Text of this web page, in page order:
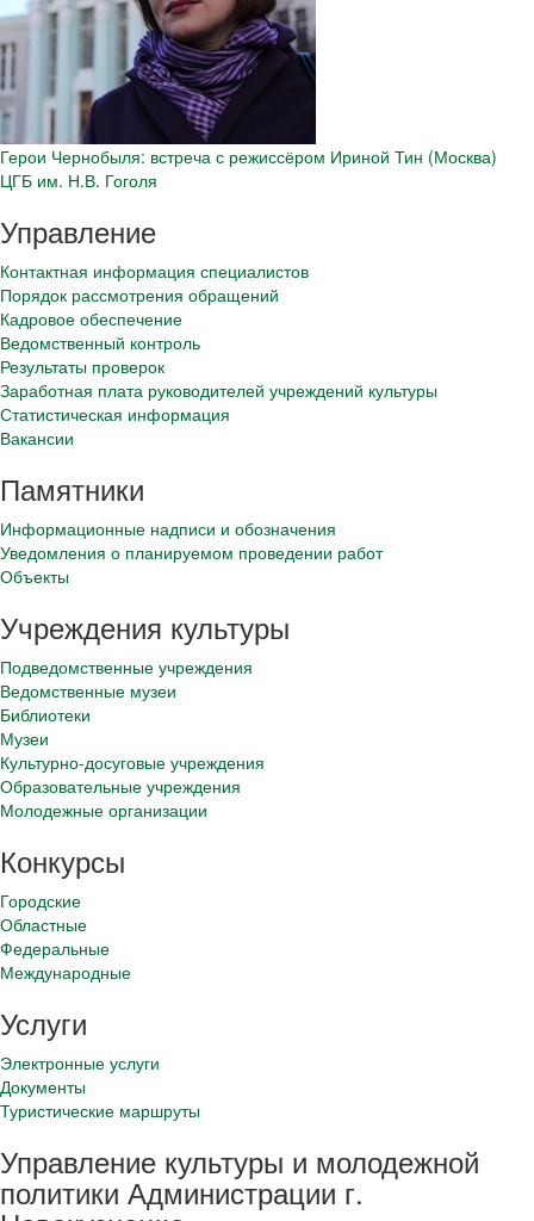
Герои Чернобыля: встреча с режиссёром Ириной Тин (Москва)
ЦГБ им. Н.В. Гоголя
Управление
Контактная информация специалистов
Порядок рассмотрения обращений
Кадровое обеспечение
Ведомственный контроль
Результаты проверок
Заработная плата руководителей учреждений культуры
Статистическая информация
Вакансии
Памятники
Информационные надписи и обозначения
Уведомления о планируемом проведении работ
Объекты
Учреждения культуры
Подведомственные учреждения
Ведомственные музеи
Библиотеки
Музеи
Культурно-досуговые учреждения
Образовательные учреждения
Молодежные организации
Конкурсы
Городские
Областные
Федеральные
Международные
Услуги
Электронные услуги
Документы
Туристические маршруты
Управление культуры и молодежной
политики Администрации г.